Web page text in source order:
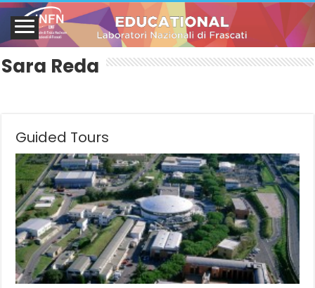
Sara Reda
Guided Tours